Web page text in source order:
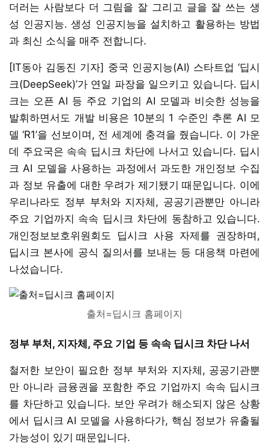
더러는 사람보다 더 그림을 잘 그리고 글을 잘 쓰는 생
성 인공지능. 생성 인공지능을 설치하고 활용하는 방법
과 최신 소식을 매주 전합니다.
[IT동아 김동진 기자] 중국 인공지능(AI) 스타트업 ‘딥시
크(DeepSeek)’가 연일 파장을 일으키고 있습니다. 딥시
크는 오픈 AI 등 주요 기업의 AI 모델과 비슷한 성능을
발휘하면서도 개발 비용은 10분의 1 수준인 추론 AI 모
델 ‘R1’을 선보이며, 전 세계에 충격을 줬습니다. 이 가운
데 주요국은 속속 딥시크 차단에 나서고 있습니다. 딥시
크 AI 모델을 사용하는 과정에서 과도한 개인정보 수집
과 정보 유출에 대한 우려가 제기됐기 때문입니다. 이에
우리나라도 정부 부처와 지자체, 공공기관뿐만 아니라
주요 기업까지 속속 딥시크 차단에 동참하고 있습니다.
개인정보보호위원회도 딥시크 사용 자제를 권장하며,
딥시크 본사에 공식 질의서를 보내는 등 대응책 마련에
나섰습니다.
출처=딥시크 홈페이지
정부 부처, 지자체, 주요 기업 등 속속 딥시크 차단 나서
철저한 보안이 필요한 정부 부처와 지자체, 공공기관뿐
만 아니라 금융권을 포함한 주요 기업까지 속속 딥시크
를 차단하고 있습니다. 보안 우려가 해소되지 않은 상황
에서 딥시크 AI 모델을 사용하다가, 핵심 정보가 유출될
가능성이 있기 때문입니다.